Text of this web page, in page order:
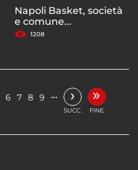
Napoli Basket, società
e comune...
1208
6 7 8 9 … ›
SUCC.
»
FINE